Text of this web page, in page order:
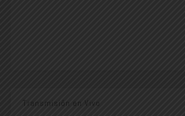
Transmisión en Vivo